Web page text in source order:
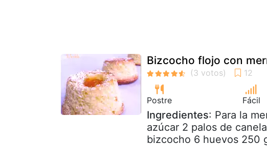
Bizcocho flojo con
Postre Fácil
Ingredientes: Para la
azúcar 2 palos de
bizcocho 6 huevos 250